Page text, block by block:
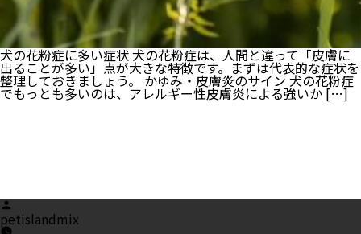
犬の花粉症に多い症状 犬の花粉症は、人間と違って「皮膚に
出ることが多い」点が大きな特徴です。まずは代表的な症状を
整理しておきましょう。 かゆみ・皮膚炎のサイン 犬の花粉症
でもっとも多いのは、アレルギー性皮膚炎による強いか […]
Posted
by
petislandmix